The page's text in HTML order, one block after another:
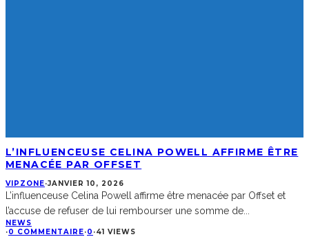
L’INFLUENCEUSE CELINA POWELL AFFIRME ÊTRE
MENACÉE PAR OFFSET
VIPZONE·JANVIER 10, 2026
L’influenceuse Celina Powell affirme être menacée par Offset et
l’accuse de refuser de lui rembourser une somme de
NEWS
·0 COMMENTAIRE·0 ·41 VIEWS